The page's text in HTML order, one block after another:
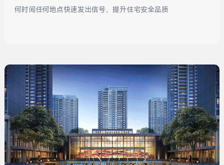
何时间任何地点快速发出信号，提升住宅安全品质